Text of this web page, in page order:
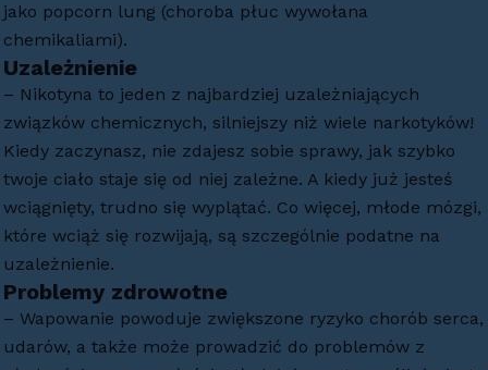
jako popcorn lung (choroba płuc wywołana
chemikaliami).
Uzależnienie
– Nikotyna to jeden z najbardziej uzależniających
związków chemicznych, silniejszy niż wiele narkotyków!
Kiedy zaczynasz, nie zdajesz sobie sprawy, jak szybko
twoje ciało staje się od niej zależne. A kiedy już jesteś
wciągnięty, trudno się wyplątać. Co więcej, młode mózgi,
które wciąż się rozwijają, są szczególnie podatne na
uzależnienie.
Problemy zdrowotne
– Wapowanie powoduje zwiększone ryzyko chorób serca,
udarów, a także może prowadzić do problemów z